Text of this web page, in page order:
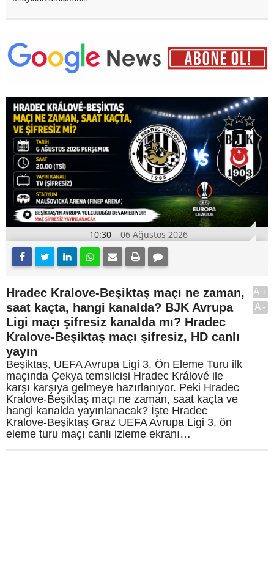
10:30 06 Ağustos 2026
Hradec Kralove-Beşiktaş maçı ne zaman,
saat kaçta, hangi kanalda? BJK Avrupa
Ligi maçı şifresiz kanalda mı? Hradec
Kralove-Beşiktaş maçı şifresiz, HD canlı
yayın
Beşiktaş, UEFA Avrupa Ligi 3. Ön Eleme Turu ilk
maçında Çekya temsilcisi Hradec Králové ile
karşı karşıya gelmeye hazırlanıyor. Peki Hradec
Kralove-Beşiktaş maçı ne zaman, saat kaçta ve
hangi kanalda yayınlanacak? İşte Hradec
Kralove-Beşiktaş Graz UEFA Avrupa Ligi 3. ön
eleme turu maçı canlı izleme ekranı…
A+
A-